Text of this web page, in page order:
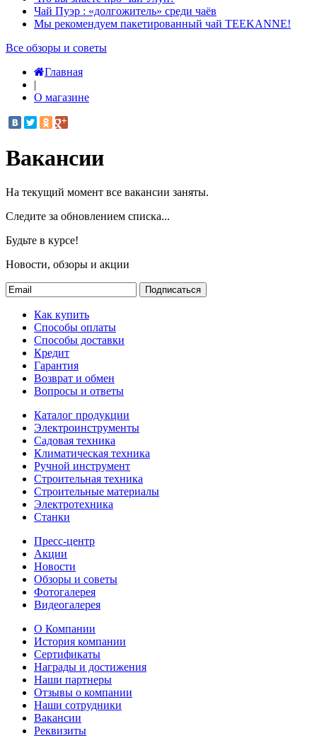
Чай Пуэр : «долгожитель» среди чаёв
Мы рекомендуем пакетированный чай TEEKANNE!
Все обзоры и советы
Главная
|
О магазине
Вакансии
На текущий момент все вакансии заняты.
Следите за обновлением списка...
Будьте в курсе!
Новости, обзоры и акции
Подписаться
Как купить
Способы оплаты
Способы доставки
Кредит
Гарантия
Возврат и обмен
Вопросы и ответы
Каталог продукции
Электроинструменты
Садовая техника
Климатическая техника
Ручной инструмент
Строительная техника
Строительные материалы
Электротехника
Станки
Пресс-центр
Акции
Новости
Обзоры и советы
Фотогалерея
Видеогалерея
О Компании
История компании
Сертификаты
Награды и достижения
Наши партнеры
Отзывы о компании
Наши сотрудники
Вакансии
Реквизиты